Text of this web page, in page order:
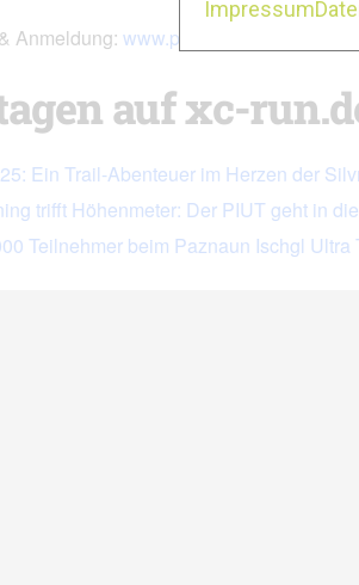
Anmeldung:www.paznaun-ischgl.com/
auf xc-
Ein Trail-Abenteuer im Herzen der
trifft Höhenmeter: Der PIUT geht in
Teilnehmer beim Paznaun Ischgl Ultra
Impressum